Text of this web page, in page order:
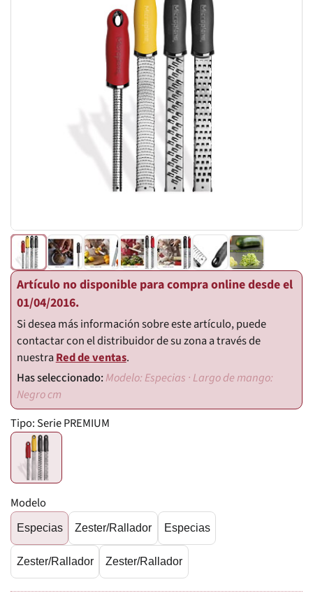
Artículo no disponible para compra online desde el
01/04/2016.
Si desea más información sobre este artículo, puede
contactar con el distribuidor de su zona a través de
nuestraRed de ventas.
Modelo: Especias · Largo de mango:
Negro cm
Tipo: Serie PREMIUM
Modelo
Especias Zester/Rallador Especias
Zester/Rallador Zester/Rallador